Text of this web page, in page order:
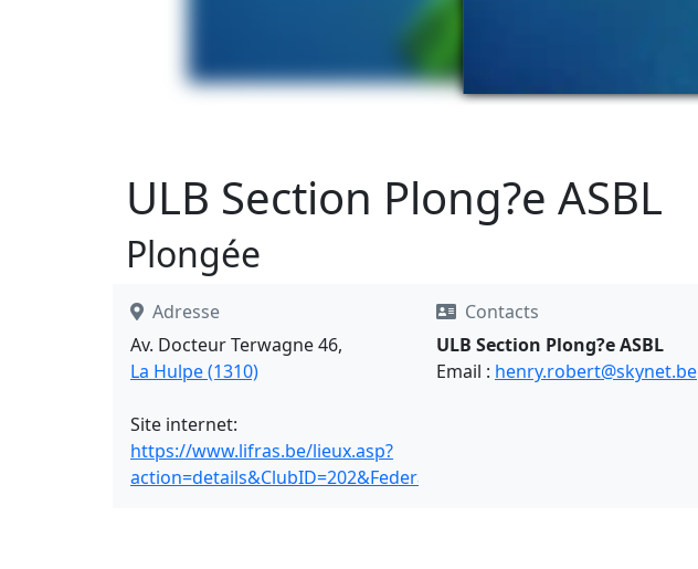
ULB Section Plong?e ASBL
Plongée
Adresse
Av. Docteur Terwagne 46,
La Hulpe (1310)
Site internet:
https://www.lifras.be/lieux.asp?
action=details&ClubID=202&FederationClubID=260&ByClub=
Contacts
ULB Section Plong?e ASBL
Email : henry.robert@skynet.be